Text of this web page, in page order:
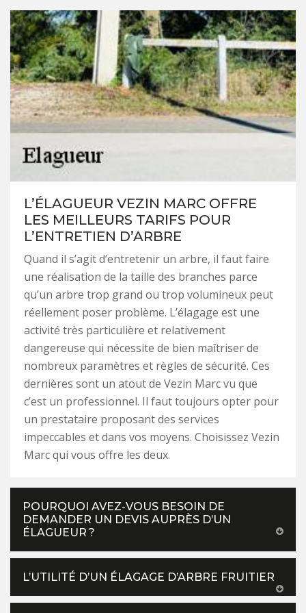
L’ÉLAGUEUR VEZIN MARC OFFRE
LES MEILLEURS TARIFS POUR
L’ENTRETIEN D’ARBRE
Quand il s’agit d’entretenir un arbre, il faut faire
une réalisation de la taille des branches parce
qu’un arbre trop grand ou trop volumineux peut
réellement poser problème. L’élagage est une
activité très particulière et relativement
dangereuse qui nécessite de bien maîtriser de
nombreux paramètres et règles de sécurité. Ces
dernières sont un atout de Vezin Marc vu que
c’est un professionnel. Il faut toujours opter pour
un prestataire proposant des services
impeccables et dans vos moyens. Choisissez Vezin
Marc qui vous offre les deux.
POURQUOI AVEZ-VOUS BESOIN DE
DEMANDER UN DEVIS AUPRÈS D’UN
ÉLAGUEUR ?
L’UTILITÉ D’UN ÉLAGAGE D’ARBRE FRUITIER